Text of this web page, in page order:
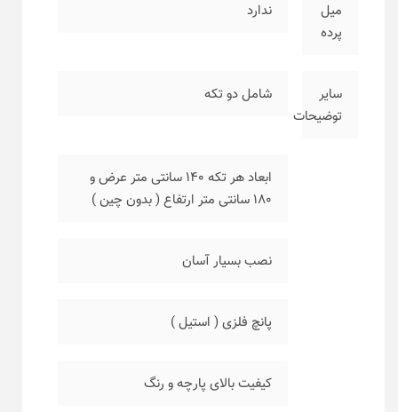
میل
پرده
ندارد
سایر
توضیحات
شامل دو تکه
ابعاد هر تکه ۱۴۰ سانتی متر عرض و
۱۸۰ سانتی متر ارتفاع ( بدون چین )
نصب بسیار آسان
پانچ فلزی ( استیل )
کیفیت بالای پارچه و رنگ